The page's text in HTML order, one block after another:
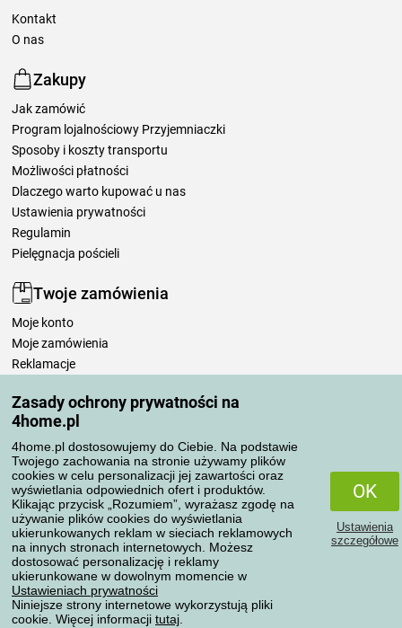
Zasady ochrony prywatności na
4home.pl
4home.pl dostosowujemy do Ciebie. Na podstawie
Twojego zachowania na stronie używamy plików
cookies w celu personalizacji jej zawartości oraz
wyświetlania odpowiednich ofert i produktów.
Klikając przycisk „Rozumiem”, wyrażasz zgodę na
używanie plików cookies do wyświetlania
ukierunkowanych reklam w sieciach reklamowych
na innych stronach internetowych. Możesz
dostosować personalizację i reklamy
ukierunkowane w dowolnym momencie w
Ustawieniach prywatności
Niniejsze strony internetowe wykorzystują pliki
cookie. Więcej informacji tutaj
OK
Ustawienia
szczegółowe
Kontakt
O nas
Zakupy
Jak zamówić
Program lojalnościowy Przyjemniaczki
Sposoby i koszty transportu
Możliwości płatności
Dlaczego warto kupować u nas
Ustawienia prywatności
Regulamin
Pielęgnacja pościeli
Twoje zamówienia
Moje konto
Moje zamówienia
Reklamacje
Zasady przetwarzania recenzji
Sposoby transportu
Metody płatności
Niezawodny sklep